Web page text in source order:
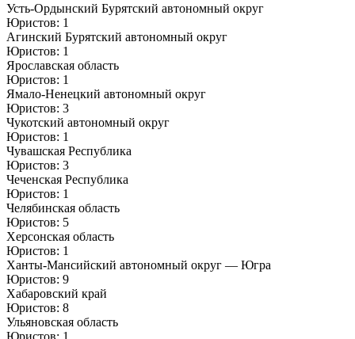
Усть-Ордынский Бурятский автономный округ
Юристов: 1
Агинский Бурятский автономный округ
Юристов: 1
Ярославская область
Юристов: 1
Ямало-Ненецкий автономный округ
Юристов: 3
Чукотский автономный округ
Юристов: 1
Чувашская Республика
Юристов: 3
Чеченская Республика
Юристов: 1
Челябинская область
Юристов: 5
Херсонская область
Юристов: 1
Ханты-Мансийский автономный округ — Югра
Юристов: 9
Хабаровский край
Юристов: 8
Ульяновская область
Юристов: 1